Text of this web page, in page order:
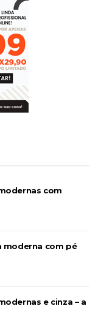
com
moderna com pé
e cinza – a